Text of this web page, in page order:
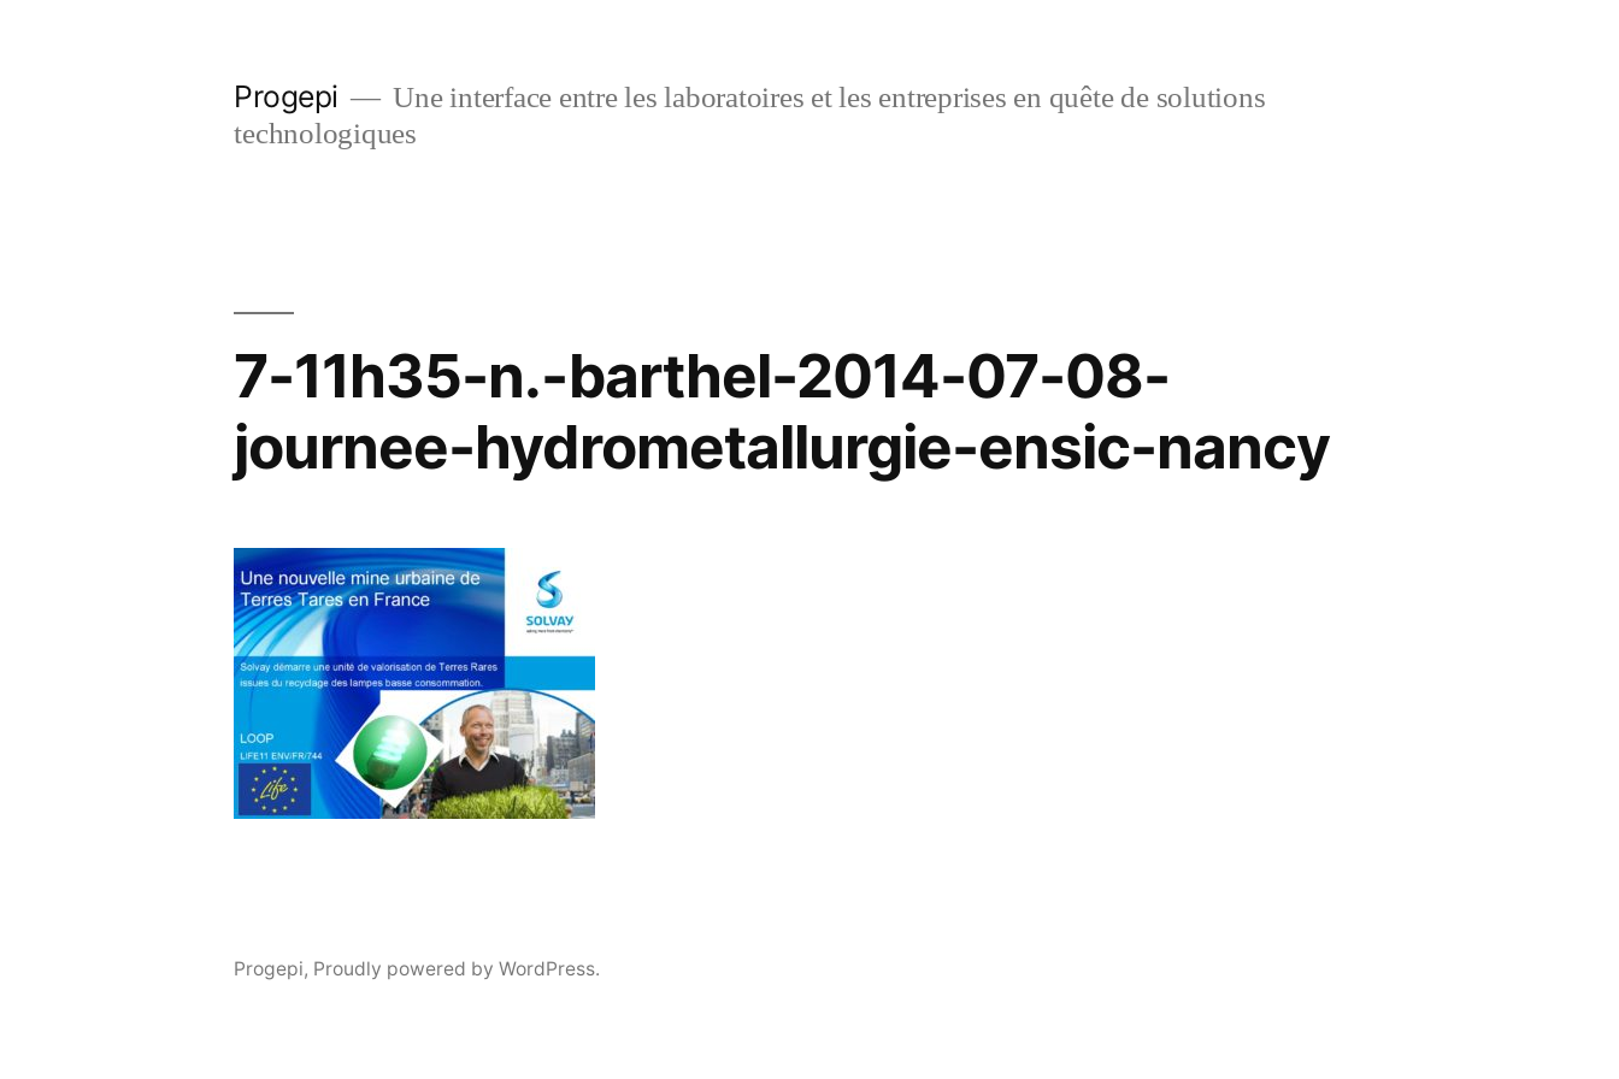
Progepi
Une interface entre les laboratoires et les entreprises en quête de solutions
technologiques
7-11h35-n.-barthel-2014-07-08-
journee-hydrometallurgie-ensic-nancy
Progepi, Proudly powered by WordPress.